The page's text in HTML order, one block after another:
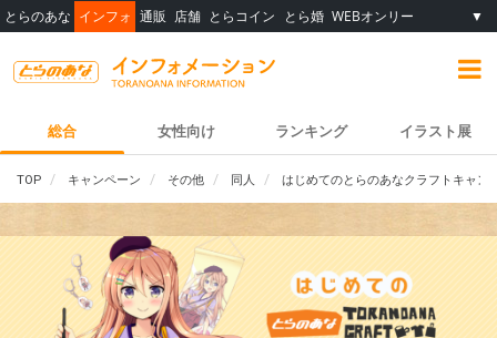
とらのあな インフォ 通販 店舗 とらコイン とら婚 WEBオンリー ▼
総合 女性向け ランキング イラスト展
TOP キャンペーン その他 同人 はじめてのとらのあなクラフトキャン